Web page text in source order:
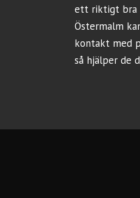
ett riktigt bra
Östermalm
kontakt med
så hjälper de